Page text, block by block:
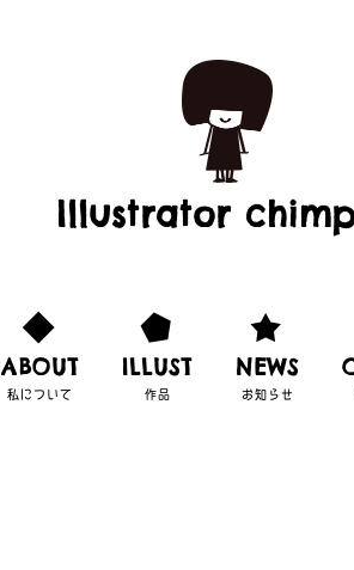
Illustrator
ABOUT
私について
ILLUST
作品
NEWS
お知らせ